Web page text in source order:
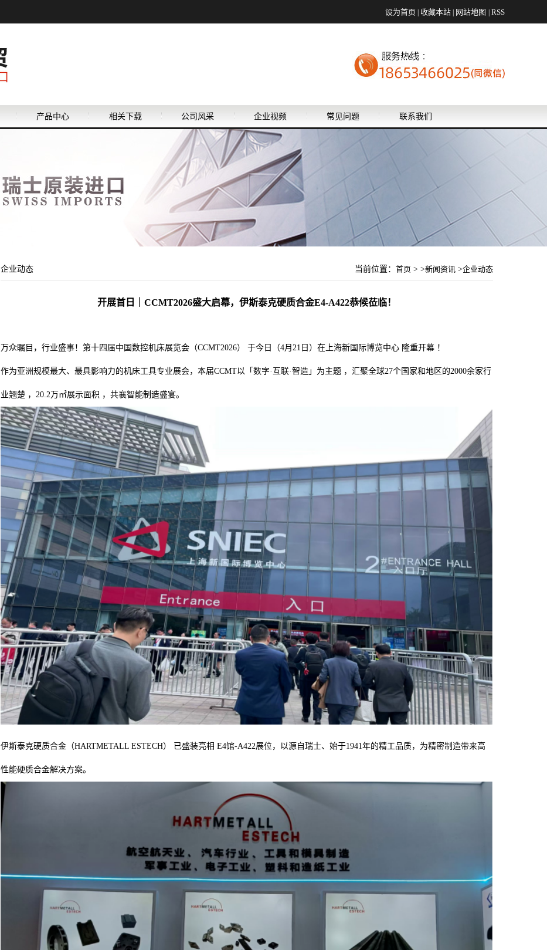
设为首页 收藏本站 网站地图 RSS
产品中心 相关下载 公司风采 企业视频 常见问题 联系我们
当前位置： 首页 > >新闻资讯 >企业动态
企业动态
开展首日｜CCMT2026盛大启幕，伊斯泰克硬质合金E4-A422恭候莅临！
万众瞩目，行业盛事！第十四届中国数控机床展览会（CCMT2026） 于今日（4月21日）在上海新国际博览中心 隆重开幕 ！
作为亚洲规模最大、最具影响力的机床工具专业展会，本届CCMT以「数字·互联·智造」为主题 ，汇聚全球27个国家和地区的2000余家行
业翘楚 ，20.2万㎡展示面积 ，共襄智能制造盛宴。
伊斯泰克硬质合金（HARTMETALL ESTECH） 已盛装亮相 E4馆-A422展位，以源自瑞士、始于1941年的精工品质，为精密制造带来高
性能硬质合金解决方案。